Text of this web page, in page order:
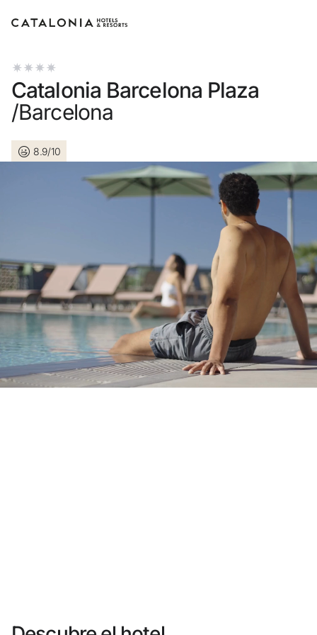
Inicia sesión en tu cuenta
Iniciar sesión
¿Olvidaste tu contraseña?
o usa una de estas opciones
Entra con Google
Iniciar sesión solo con mail
¿Aún no tienes cuenta?
Crear una cuenta
Catalonia Barcelona Plaza
/Barcelona
8.9/10